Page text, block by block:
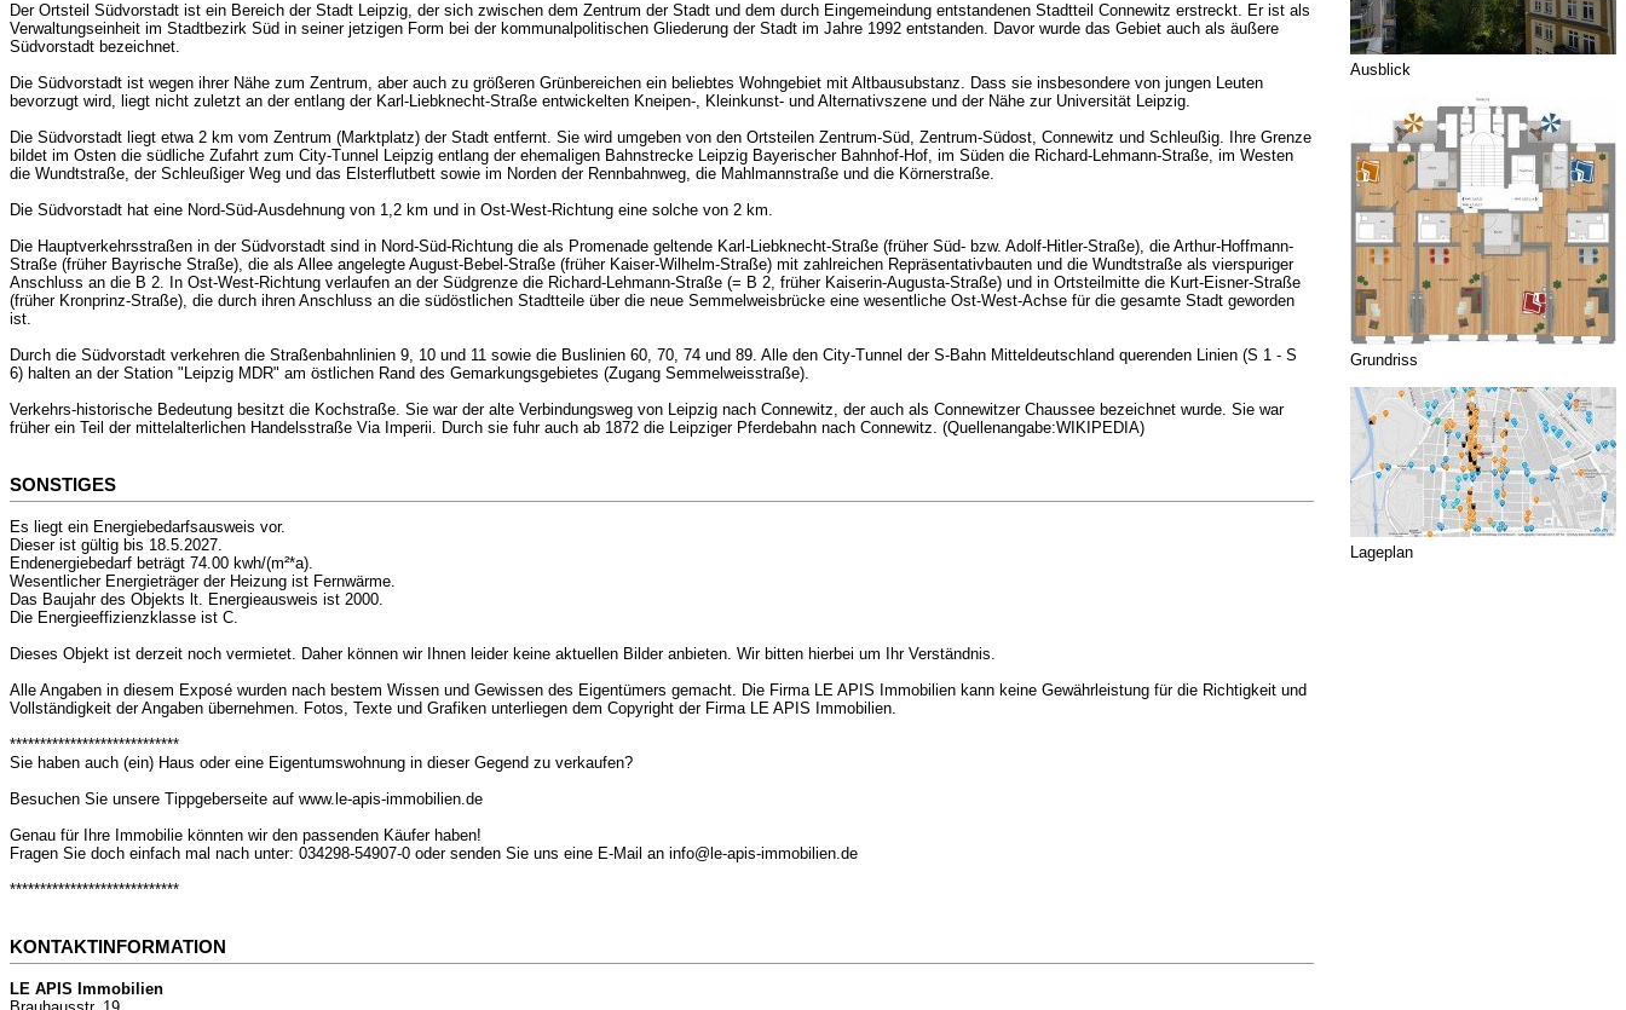
Der Ortsteil Südvorstadt ist ein Bereich der Stadt Leipzig, der sich zwischen dem Zentrum der Stadt und dem durch Eingemeindung entstandenen Stadtteil Connewitz erstreckt. Er ist als
Verwaltungseinheit im Stadtbezirk Süd in seiner jetzigen Form bei der kommunalpolitischen Gliederung der Stadt im Jahre 1992 entstanden. Davor wurde das Gebiet auch als äußere
Südvorstadt bezeichnet.
Die Südvorstadt ist wegen ihrer Nähe zum Zentrum, aber auch zu größeren Grünbereichen ein beliebtes Wohngebiet mit Altbausubstanz. Dass sie insbesondere von jungen Leuten
bevorzugt wird, liegt nicht zuletzt an der entlang der Karl-Liebknecht-Straße entwickelten Kneipen-, Kleinkunst- und Alternativszene und der Nähe zur Universität Leipzig.
Die Südvorstadt liegt etwa 2 km vom Zentrum (Marktplatz) der Stadt entfernt. Sie wird umgeben von den Ortsteilen Zentrum-Süd, Zentrum-Südost, Connewitz und Schleußig. Ihre Grenze
bildet im Osten die südliche Zufahrt zum City-Tunnel Leipzig entlang der ehemaligen Bahnstrecke Leipzig Bayerischer Bahnhof-Hof, im Süden die Richard-Lehmann-Straße, im Westen
die Wundtstraße, der Schleußiger Weg und das Elsterflutbett sowie im Norden der Rennbahnweg, die Mahlmannstraße und die Körnerstraße.
Die Südvorstadt hat eine Nord-Süd-Ausdehnung von 1,2 km und in Ost-West-Richtung eine solche von 2 km.
Die Hauptverkehrsstraßen in der Südvorstadt sind in Nord-Süd-Richtung die als Promenade geltende Karl-Liebknecht-Straße (früher Süd- bzw. Adolf-Hitler-Straße), die Arthur-Hoffmann-
Straße (früher Bayrische Straße), die als Allee angelegte August-Bebel-Straße (früher Kaiser-Wilhelm-Straße) mit zahlreichen Repräsentativbauten und die Wundtstraße als vierspuriger
Anschluss an die B 2. In Ost-West-Richtung verlaufen an der Südgrenze die Richard-Lehmann-Straße (= B 2, früher Kaiserin-Augusta-Straße) und in Ortsteilmitte die Kurt-Eisner-Straße
(früher Kronprinz-Straße), die durch ihren Anschluss an die südöstlichen Stadtteile über die neue Semmelweisbrücke eine wesentliche Ost-West-Achse für die gesamte Stadt geworden
ist.
Durch die Südvorstadt verkehren die Straßenbahnlinien 9, 10 und 11 sowie die Buslinien 60, 70, 74 und 89. Alle den City-Tunnel der S-Bahn Mitteldeutschland querenden Linien (S 1 - S
6) halten an der Station "Leipzig MDR" am östlichen Rand des Gemarkungsgebietes (Zugang Semmelweisstraße).
Verkehrs-historische Bedeutung besitzt die Kochstraße. Sie war der alte Verbindungsweg von Leipzig nach Connewitz, der auch als Connewitzer Chaussee bezeichnet wurde. Sie war
früher ein Teil der mittelalterlichen Handelsstraße Via Imperii. Durch sie fuhr auch ab 1872 die Leipziger Pferdebahn nach Connewitz. (Quellenangabe:WIKIPEDIA)
SONSTIGES
Es liegt ein Energiebedarfsausweis vor.
Dieser ist gültig bis 18.5.2027.
Endenergiebedarf beträgt 74.00 kwh/(m²*a).
Wesentlicher Energieträger der Heizung ist Fernwärme.
Das Baujahr des Objekts lt. Energieausweis ist 2000.
Die Energieeffizienzklasse ist C.
Dieses Objekt ist derzeit noch vermietet. Daher können wir Ihnen leider keine aktuellen Bilder anbieten. Wir bitten hierbei um Ihr Verständnis.
Alle Angaben in diesem Exposé wurden nach bestem Wissen und Gewissen des Eigentümers gemacht. Die Firma LE APIS Immobilien kann keine Gewährleistung für die Richtigkeit und
Vollständigkeit der Angaben übernehmen. Fotos, Texte und Grafiken unterliegen dem Copyright der Firma LE APIS Immobilien.
****************************
Sie haben auch (ein) Haus oder eine Eigentumswohnung in dieser Gegend zu verkaufen?
Besuchen Sie unsere Tippgeberseite auf www.le-apis-immobilien.de
Genau für Ihre Immobilie könnten wir den passenden Käufer haben!
Fragen Sie doch einfach mal nach unter: 034298-54907-0 oder senden Sie uns eine E-Mail an info@le-apis-immobilien.de
****************************
KONTAKTINFORMATION
LE APIS Immobilien
Ausblick
Grundriss
Lageplan